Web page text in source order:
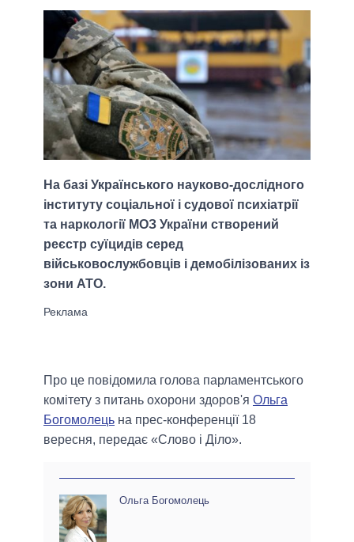
На базі Українського науково-дослідного
інституту соціальної і судової психіатрії
та наркології МОЗ України створений
реєстр суїцидів серед
військовослужбовців і демобілізованих із
зони АТО.
Про це повідомила голова парламентського
комітету з питань охорони здоров'я Ольга
Богомолець на прес-конференції 18
вересня, передає «Слово і Діло».
Ольга Богомолець